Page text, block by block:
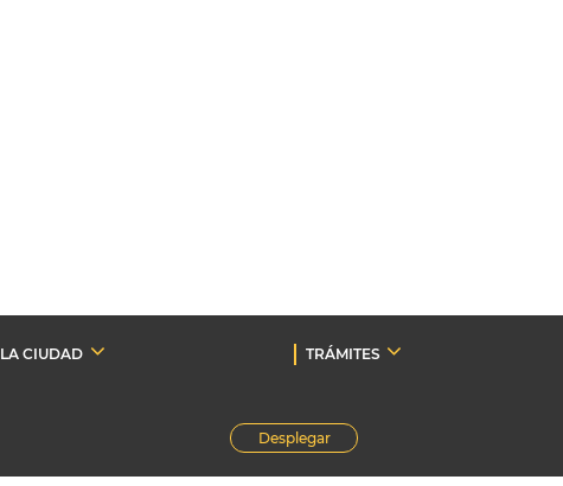
LA CIUDAD TRÁMITES
Desplegar